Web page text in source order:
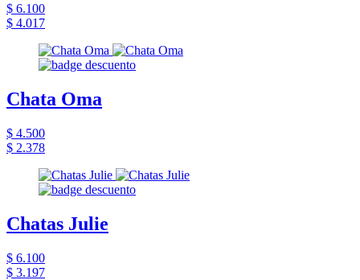
$ 6.100
$ 4.017
Chata Oma
$ 4.500
$ 2.378
Chatas Julie
$ 6.100
$ 3.197